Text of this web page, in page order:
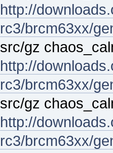
http://
rc3/brcm63xx/
src/gz
http://
rc3/brcm63xx/
src/gz
http://
rc3/brcm63xx/